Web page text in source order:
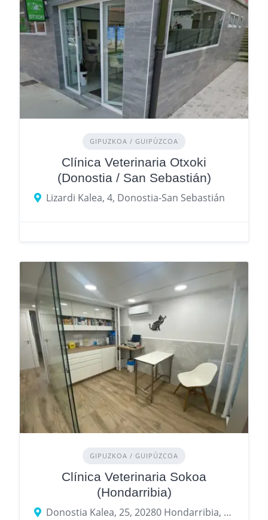
GIPUZKOA / GUIPÚZCOA
Clínica Veterinaria Otxoki
(Donostia / San Sebastián)
Lizardi Kalea, 4, Donostia-San Sebastián
GIPUZKOA / GUIPÚZCOA
Clínica Veterinaria Sokoa
(Hondarribia)
Donostia Kalea, 25, 20280 Hondarribia, Gipuzkoa